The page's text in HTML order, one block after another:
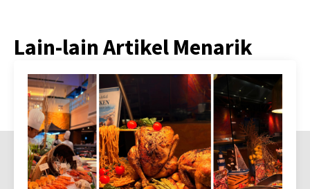
Lain-lain Artikel Menarik